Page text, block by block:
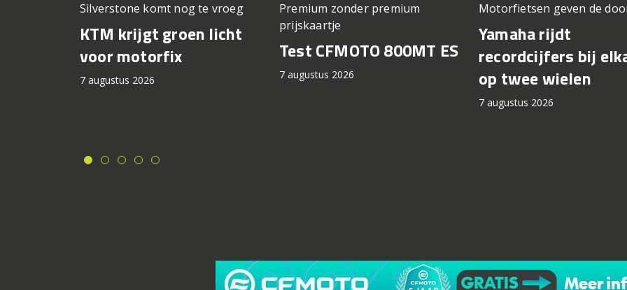
Silverstone komt nog te vroeg
KTM krijgt groen licht
voor motorfix
7 augustus 2026
Premium zonder premium
prijskaartje
Test CFMOTO 800MT ES
7 augustus 2026
Motorfietsen geven de
Yamaha rijdt
recordcijfers bij
op twee wielen
7 augustus 2026